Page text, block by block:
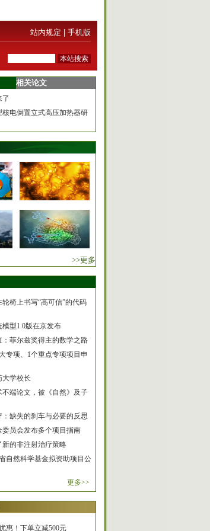
站内规定 手机版
相关论文
了
核电倒置立式高压加热器研
>>更多
椅上书写“高可信”的代码
型1.0版在京发布
菲尔兹奖得主的数学之路
专项、1个重点专项项目申
大学校长
不端论文，被《自然》及子
缺失的刹车与必要的反思
委员会发布多个项目指南
的非注射治疗策略
自然科学基金拟资助项目公
更多>>
惠！下单立减500元